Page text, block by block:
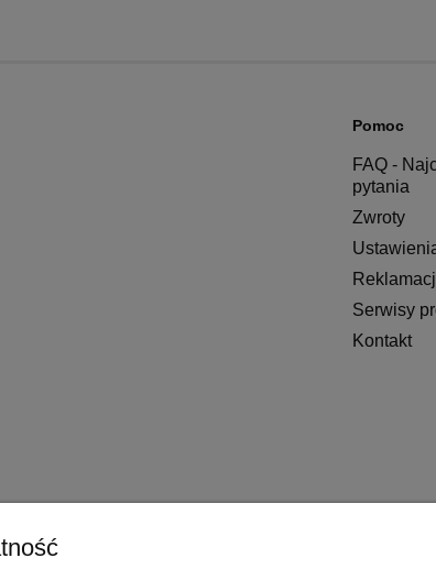
Pomoc
FAQ -
pytania
Zwroty
Serwisy
Kontakt